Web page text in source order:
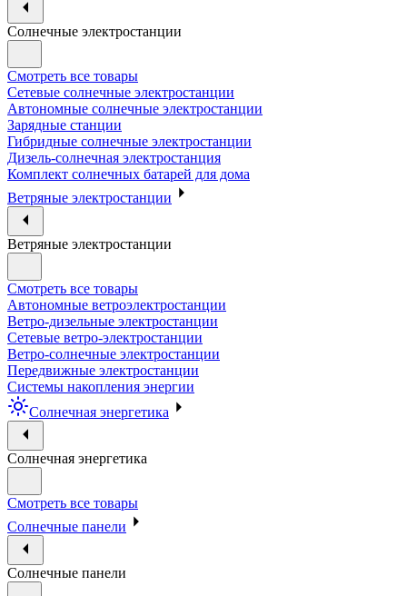
Солнечные электростанции
Смотреть все товары
Сетевые солнечные электростанции
Автономные солнечные электростанции
Зарядные станции
Гибридные солнечные электростанции
Дизель-солнечная электростанция
Комплект солнечных батарей для дома
Ветряные электростанции
Ветряные электростанции
Смотреть все товары
Автономные ветроэлектростанции
Ветро-дизельные электростанции
Сетевые ветро-электростанции
Ветро-солнечные электростанции
Передвижные электростанции
Системы накопления энергии
Солнечная энергетика
Солнечная энергетика
Смотреть все товары
Солнечные панели
Солнечные панели